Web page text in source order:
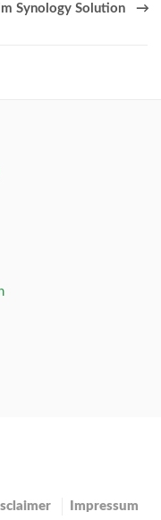
Synology Solution
Impressum